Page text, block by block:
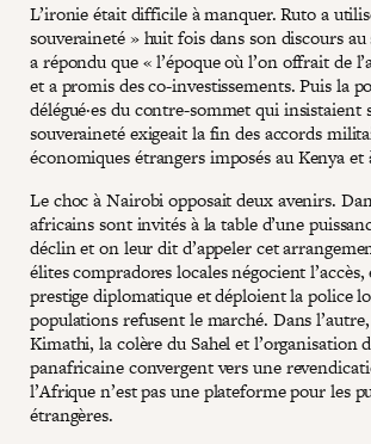
L’ironie était difficile à manquer. Ruto a
souveraineté » huit fois dans son discours
a répondu que « l’époque où l’on offrait de
et a promis des co-investissements. Puis la
délégué·es du contre-sommet qui insistaient
souveraineté exigeait la fin des accords
économiques étrangers imposés au Kenya et
Le choc à Nairobi opposait deux avenirs.
africains sont invités à la table d’une
déclin et on leur dit d’appeler cet
élites compradores locales négocient
prestige diplomatique et déploient la police
populations refusent le marché. Dans
Kimathi, la colère du Sahel et l’organisation
panafricaine convergent vers une
l’Afrique n’est pas une plateforme pour les
étrangères.